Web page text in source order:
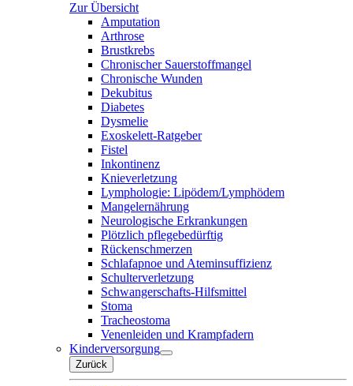
Zur Übersicht
Amputation
Arthrose
Brustkrebs
Chronischer Sauerstoffmangel
Chronische Wunden
Dekubitus
Diabetes
Dysmelie
Exoskelett-Ratgeber
Fistel
Inkontinenz
Knieverletzung
Lymphologie: Lipödem/Lymphödem
Mangelernährung
Neurologische Erkrankungen
Plötzlich pflegebedürftig
Rückenschmerzen
Schlafapnoe und Ateminsuffizienz
Schulterverletzung
Schwangerschafts-Hilfsmittel
Stoma
Tracheostoma
Venenleiden und Krampfadern
Kinderversorgung
Zurück